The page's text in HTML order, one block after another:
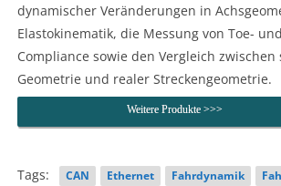
dynamischer Veränderungen in
Elastokinematik, die Messung von Toe-
Compliance sowie den Vergleich
Geometrie und realer Streckengeometrie.
Weitere Produkte >>>
Tags: CAN Ethernet Fahrdynamik